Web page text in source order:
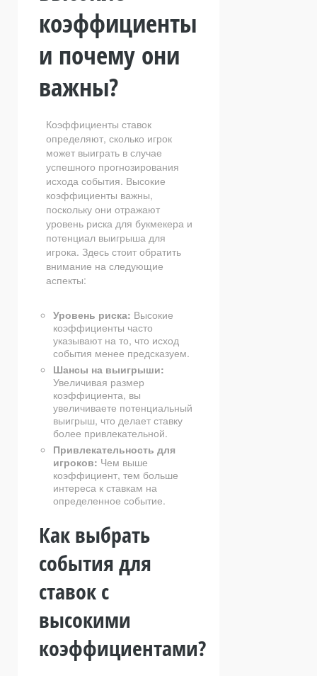
коэффициенты
и почему они
важны?
Коэффициенты ставок
определяют, сколько игрок
может выиграть в случае
успешного прогнозирования
исхода события. Высокие
коэффициенты важны,
поскольку они отражают
уровень риска для букмекера и
потенциал выигрыша для
игрока. Здесь стоит обратить
внимание на следующие
аспекты:
Уровень риска: Высокие
коэффициенты часто
указывают на то, что исход
события менее предсказуем.
Шансы на выигрыши:
Увеличивая размер
коэффициента, вы
увеличиваете потенциальный
выигрыш, что делает ставку
более привлекательной.
Привлекательность для
игроков: Чем выше
коэффициент, тем больше
интереса к ставкам на
определенное событие.
Как выбрать
события для
ставок с
высокими
коэффициентами?